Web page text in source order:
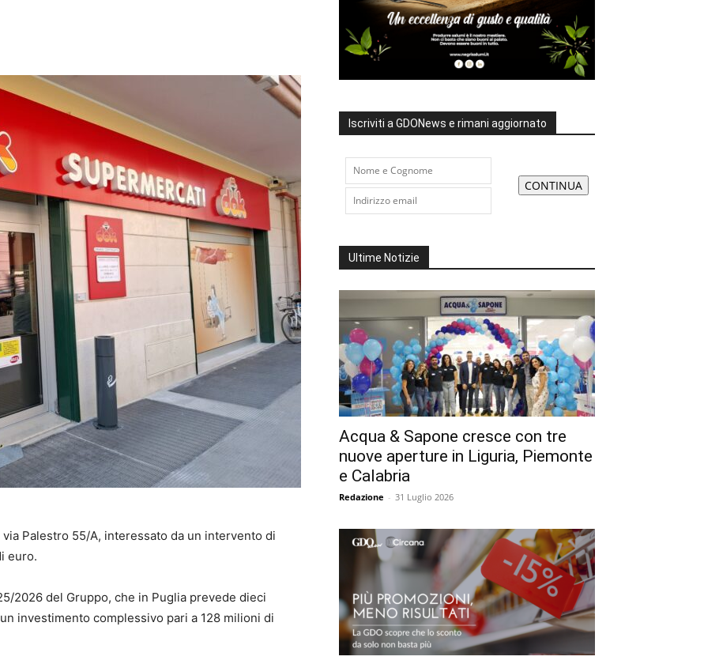
Palestro 55/A, interessato da un intervento di
euro.
2026 del Gruppo, che in Puglia prevede dieci
investimento complessivo pari a 128 milioni di
Iscriviti a GDONews e rimani aggiornato
Ultime Notizie
Acqua & Sapone cresce con tre
nuove aperture in Liguria, Piemonte
e Calabria
Redazione - 31 Luglio 2026